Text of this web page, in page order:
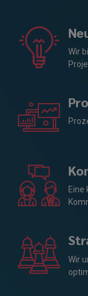
Wir
Wir